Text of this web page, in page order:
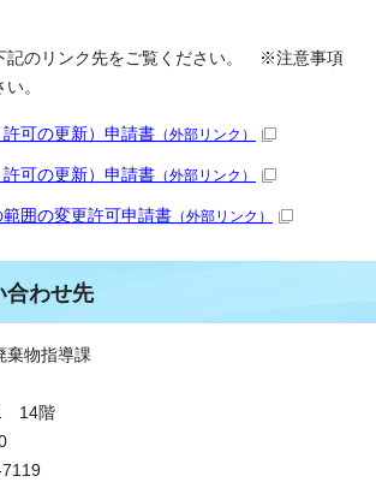
記のリンク先をご覧ください。 ※注意事項
。
可の更新）申請書 （外部リンク）
可の更新）申請書 （外部リンク）
囲の変更許可申請書 （外部リンク）
合わせ先
棄物指導課
14階